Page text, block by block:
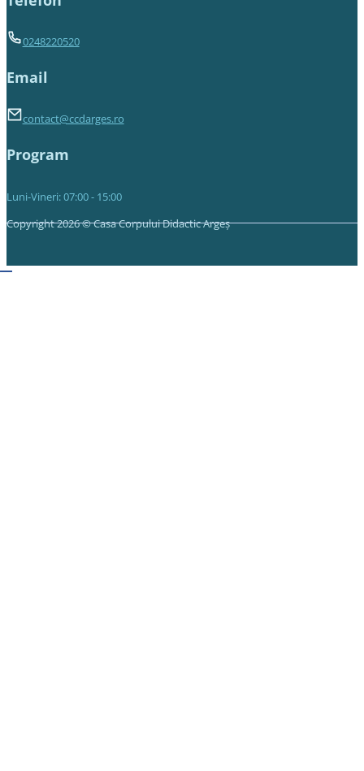
0248220520
Email
contact@ccdarges.ro
Program
Luni-Vineri: 07:00 - 15:00
Copyright 2026 © Casa Corpului Didactic Argeș